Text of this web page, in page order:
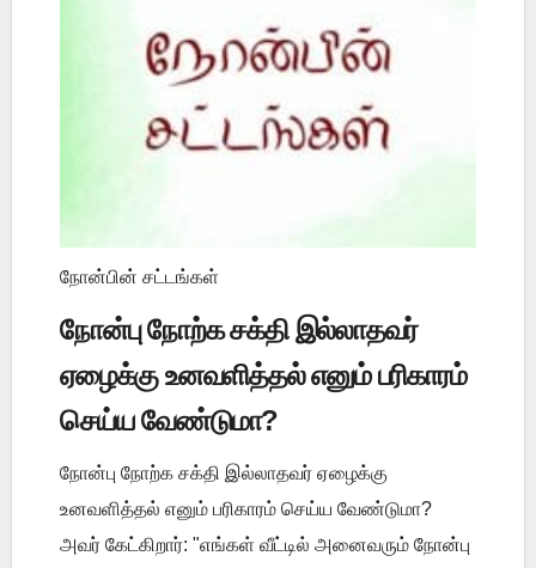
நோன்பின் சட்டங்கள்
நோன்பு நோற்க சக்தி இல்லாதவர்
ஏழைக்கு உனவளித்தல் எனும் பரிகாரம்
செய்ய வேண்டுமா?
நோன்பு நோற்க சக்தி இல்லாதவர் ஏழைக்கு
உனவளித்தல் எனும் பரிகாரம் செய்ய வேண்டுமா?
அவர் கேட்கிறார்: "எங்கள் வீட்டில் அனைவரும் நோன்பு